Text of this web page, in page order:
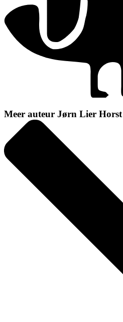
Meer auteur Jørn Lier Horst